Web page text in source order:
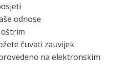
odnose
čuvati zauvijek
na elektronskim